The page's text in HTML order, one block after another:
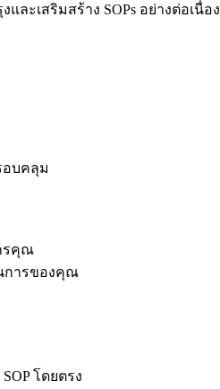
ละเสริมสร้าง SOPs อย่างต่อเนื่อง
อบคลุม
รคุณ
การของคุณ
โดยตรง